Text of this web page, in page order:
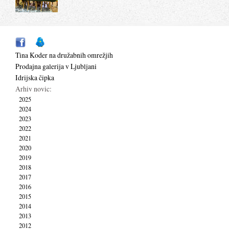
Tina Koder na družabnih omrežjih
Prodajna galerija v Ljubljani
Idrijska čipka
Arhiv novic:
2025
2024
2023
2022
2021
2020
2019
2018
2017
2016
2015
2014
2013
2012